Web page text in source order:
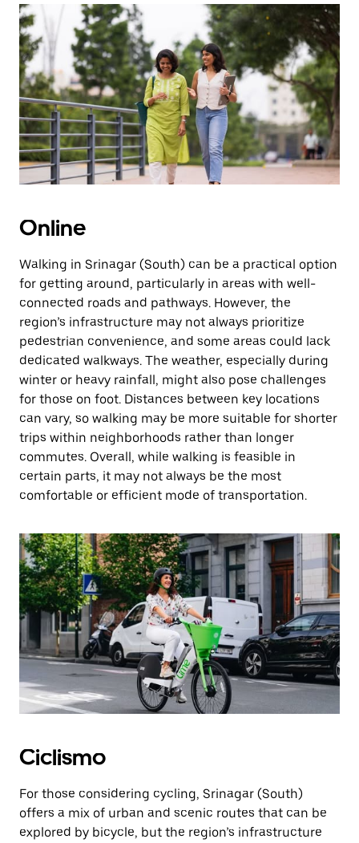
Pressione
a
tecla
“ESC”
para
fechar
o
calendário.
Online
Walking in Srinagar (South) can be a practical option
for getting around, particularly in areas with well-
connected roads and pathways. However, the
region’s infrastructure may not always prioritize
pedestrian convenience, and some areas could lack
dedicated walkways. The weather, especially during
winter or heavy rainfall, might also pose challenges
for those on foot. Distances between key locations
can vary, so walking may be more suitable for shorter
trips within neighborhoods rather than longer
commutes. Overall, while walking is feasible in
certain parts, it may not always be the most
comfortable or efficient mode of transportation.
Ciclismo
For those considering cycling, Srinagar (South)
offers a mix of urban and scenic routes that can be
explored by bicycle, but the region’s infrastructure